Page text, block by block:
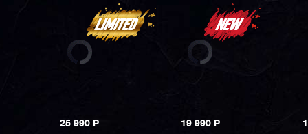
25 990P 19 990P